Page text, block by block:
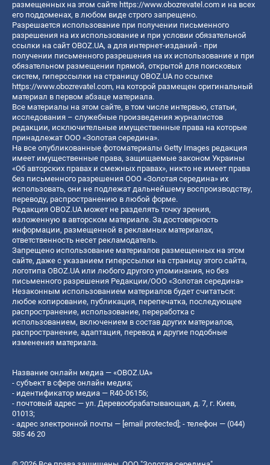
размещенных на этом сайте https://www.obozrevatel.com и на всех
его поддоменах, в любом виде строго запрещено.
Разрешается использование при получении письменного
разрешения на их использование и при условии обязательной
ссылки на сайт OBOZ.UA, а для интернет-изданий - при
получении письменного разрешения на их использование и при
обязательном размещении прямой, открытой для поисковых
систем, гиперссылки на страницу OBOZ.UA по ссылке
https://www.obozrevatel.com, на которой размещен оригинальный
материал в первом абзаце материала.
Все материалы на этом сайте, в том числе интервью, статьи,
исследования – служебные произведения журналистов
редакции, исключительные имущественные права на которые
принадлежат ООО «Золотая середина».
На все опубликованные фотоматериалы Getty Images редакция
имеет имущественные права, защищаемые законом Украины
«Об авторских правах и смежных правах», никто не имеет права
без письменного разрешения ООО «Золотая середина» их
использовать, они не подлежат дальнейшему воспроизводству,
переводу, распространению в любой форме.
Редакция OBOZ.UA может не разделять точку зрения,
изложенную в авторском материале. За достоверность
информации, размещенной в рекламных материалах,
ответственность несет рекламодатель.
Запрещено использование материалов размещенных на этом
сайте, даже с указанием гиперссылки на страницу этого сайта,
логотипа OBOZ.UA или любого другого упоминания, но без
письменного разрешения Редакции/ООО «Золотая середина»
Незаконным использованием материалов будет считаться:
любое копирование, публикация, перепечатка, последующее
распространение, использование, переработка с
использованием, включением в состав других материалов,
распространение, адаптация, перевод и другие подобные
изменения материала.
Название онлайн медиа — «OBOZ.UA»
- субъект в сфере онлайн медиа;
- идентификатор медиа — R40-06156;
- почтовый адрес — ул. Деревообрабатывающая, д. 7, г. Киев,
01013;
- адрес электронной почты — [email protected] ; - телефон — (044)
585 46 20